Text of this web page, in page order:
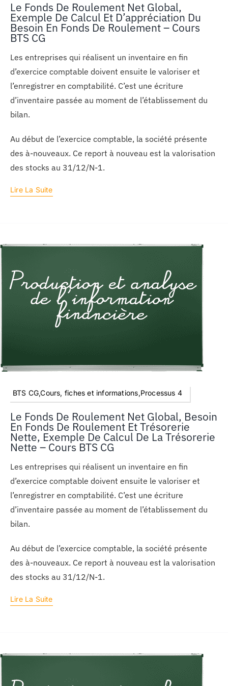
Le Fonds De Roulement Net Global,
Exemple De Calcul Et D’appréciation Du
Besoin En Fonds De Roulement – Cours
BTS CG
Les entreprises qui réalisent un inventaire en fin
d’exercice comptable doivent ensuite le valoriser et
l’enregistrer en comptabilité. C’est une écriture
d’inventaire passée au moment de l’établissement du
bilan.
Au début de l’exercice comptable, la société présente
des à-nouveaux. Ce report à nouveau est la valorisation
des stocks au 31/12/N-1.
Lire La Suite
BTS CG,Cours, fiches et informations,Processus 4
Le Fonds De Roulement Net Global, Besoin
En Fonds De Roulement Et Trésorerie
Nette, Exemple De Calcul De La Trésorerie
Nette – Cours BTS CG
Les entreprises qui réalisent un inventaire en fin
d’exercice comptable doivent ensuite le valoriser et
l’enregistrer en comptabilité. C’est une écriture
d’inventaire passée au moment de l’établissement du
bilan.
Au début de l’exercice comptable, la société présente
des à-nouveaux. Ce report à nouveau est la valorisation
des stocks au 31/12/N-1.
Lire La Suite